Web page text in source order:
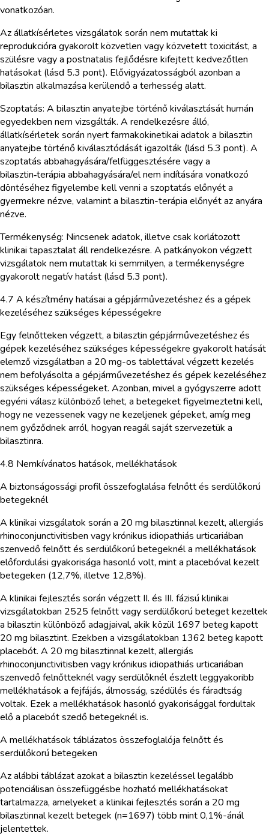
vonatkozóan.
Az állatkísérletes vizsgálatok során nem mutattak ki
reprodukcióra gyakorolt közvetlen vagy közvetett toxicitást, a
szülésre vagy a postnatalis fejlődésre kifejtett kedvezőtlen
hatásokat (lásd 5.3 pont). Elővigyázatosságból azonban a
bilasztin alkalmazása kerülendő a terhesség alatt.
Szoptatás: A bilasztin anyatejbe történő kiválasztását humán
egyedekben nem vizsgálták. A rendelkezésre álló,
állatkísérletek során nyert farmakokinetikai adatok a bilasztin
anyatejbe történő kiválasztódását igazolták (lásd 5.3 pont). A
szoptatás abbahagyására/felfüggesztésére vagy a
bilasztin‑terápia abbahagyására/el nem indítására vonatkozó
döntéséhez figyelembe kell venni a szoptatás előnyét a
gyermekre nézve, valamint a bilasztin-terápia előnyét az anyára
nézve.
Termékenység: Nincsenek adatok, illetve csak korlátozott
klinikai tapasztalat áll rendelkezésre. A patkányokon végzett
vizsgálatok nem mutattak ki semmilyen, a termékenységre
gyakorolt negatív hatást (lásd 5.3 pont).
4.7 A készítmény hatásai a gépjárművezetéshez és a gépek
kezeléséhez szükséges képességekre
Egy felnőtteken végzett, a bilasztin gépjárművezetéshez és
gépek kezeléséhez szükséges képességekre gyakorolt hatását
elemző vizsgálatban a 20 mg-os tablettával végzett kezelés
nem befolyásolta a gépjárművezetéshez és gépek kezeléséhez
szükséges képességeket. Azonban, mivel a gyógyszerre adott
egyéni válasz különböző lehet, a betegeket figyelmeztetni kell,
hogy ne vezessenek vagy ne kezeljenek gépeket, amíg meg
nem győződnek arról, hogyan reagál saját szervezetük a
bilasztinra.
4.8 Nemkívánatos hatások, mellékhatások
A biztonságossági profil összefoglalása felnőtt és serdülőkorú
betegeknél
A klinikai vizsgálatok során a 20 mg bilasztinnal kezelt, allergiás
rhinoconjunctivitisben vagy krónikus idiopathiás urticariában
szenvedő felnőtt és serdülőkorú betegeknél a mellékhatások
előfordulási gyakorisága hasonló volt, mint a placebóval kezelt
betegeken (12,7%, illetve 12,8%).
A klinikai fejlesztés során végzett II. és III. fázisú klinikai
vizsgálatokban 2525 felnőtt vagy serdülőkorú beteget kezeltek
a bilasztin különböző adagjaival, akik közül 1697 beteg kapott
20 mg bilasztint. Ezekben a vizsgálatokban 1362 beteg kapott
placebót. A 20 mg bilasztinnal kezelt, allergiás
rhinoconjunctivitisben vagy krónikus idiopathiás urticariában
szenvedő felnőtteknél vagy serdülőknél észlelt leggyakoribb
mellékhatások a fejfájás, álmosság, szédülés és fáradtság
voltak. Ezek a mellékhatások hasonló gyakorisággal fordultak
elő a placebót szedő betegeknél is.
A mellékhatások táblázatos összefoglalója felnőtt és
serdülőkorú betegeken
Az alábbi táblázat azokat a bilasztin kezeléssel legalább
potenciálisan összefüggésbe hozható mellékhatásokat
tartalmazza, amelyeket a klinikai fejlesztés során a 20 mg
bilasztinnal kezelt betegek (n=1697) több mint 0,1%-ánál
jelentettek.